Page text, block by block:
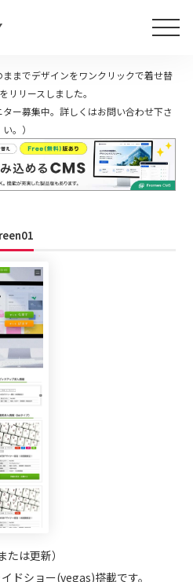
までデザインをワンクリックで着せ替
リリースしました。
ター募集中。詳しくはお問い合わせ下さ
い。）
は更新）
ドショー(vegas)搭載です。